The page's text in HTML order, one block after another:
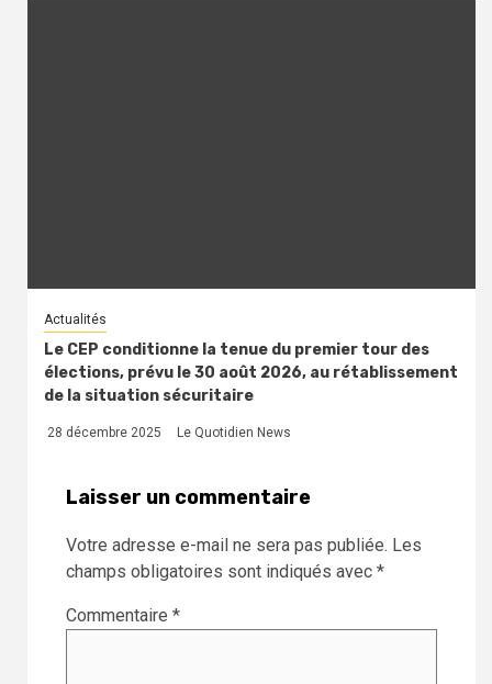
Actualités
Le CEP conditionne la tenue du premier tour des
élections, prévu le 30 août 2026, au rétablissement
de la situation sécuritaire
28 décembre 2025 Le Quotidien News
Laisser un commentaire
Votre adresse e-mail ne sera pas publiée. Les
champs obligatoires sont indiqués avec *
Commentaire *